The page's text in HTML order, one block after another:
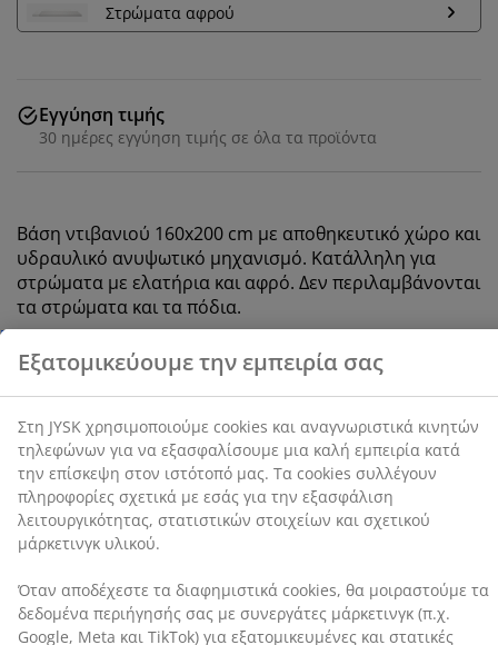
Στρώματα αφρού
Εγγύηση τιμής
30 ημέρες εγγύηση τιμής σε όλα τα προϊόντα
Βάση ντιβανιού 160x200 cm με αποθηκευτικό χώρο και
υδραυλικό ανυψωτικό μηχανισμό. Κατάλληλη για
στρώματα με ελατήρια και αφρό. Δεν περιλαμβάνονται
τα στρώματα και τα πόδια.
SKU: 3650257
Οδηγίες Συναρμολόγησης
Χαρακτηριστικά προϊόντος
Εξατομικεύουμε την εμπειρία σας
κινητών τηλεφώνων για να εξασφαλίσουμε μια καλή
εμπειρία κατά την επίσκεψη στον ιστότοπό μας. Τα
cookies συλλέγουν πληροφορίες σχετικά με εσάς για
την εξασφάλιση λειτουργικότητας, στατιστικών
στοιχείων και σχετικού μάρκετινγκ υλικού.
Όταν αποδέχεστε τα διαφημιστικά cookies, θα
μοιραστούμε τα δεδομένα περιήγησής σας με
συνεργάτες μάρκετινγκ (π.χ. Google, Meta και TikTok)
για εξατομικευμένες και στατικές διαφημίσεις.
Μπορείτε να διαβάσετε περισσότερα σχετικά με τους
σκοπούς στην ενότητα «Τροποποίηση» και να
επιλέξετε να ανακαλέσετε τη συγκατάθεσή σας
κάνοντας κλικ στο εικονίδιο του cookie. Κάνοντας κλικ
τρεις σκοπούς. Διαβάστε περισσότερα σχετικά με τη
συλλογή και την επεξεργασία προσωπικών
δεδομένων και την πολιτική μαςγια τα cookies.